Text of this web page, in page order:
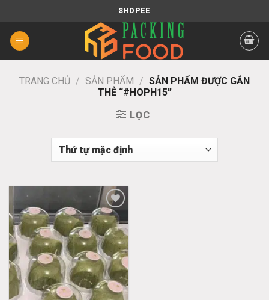
nội
dung
SHOPEE
TRANG CHỦ / SẢN PHẨM / SẢN PHẨM ĐƯỢC GẮN
THẺ “#HOPH15”
LỌC
Add
to
wishlist